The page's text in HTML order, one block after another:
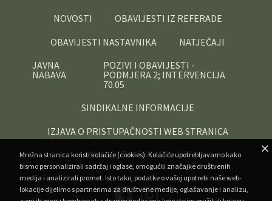
NOVOSTI
OBAVIJESTI IZ REFERADE
OBAVIJESTI NASTAVNIKA
NATJEČAJI
JAVNA
NABAVA
POZIVI I OBAVIJESTI -
PODMJERA 2; INTERVENCIJA
70.05
SINDIKALNE INFORMACIJE
IZJAVA O PRISTUPAČNOSTI WEB STRANICA
OBAVIJEST O PRIVATNOSTI
Mrežna stranica koristi kolačiće (cookies). Kolačiće upotrebljavamo kako
bismo personalizirali sadržaj i oglase, omogućili značajke društvenih
medija i analizirali promet. Isto tako, podatke o vašoj upotrebi naše web-
lokacije dijelimo s partnerima za društvene medije, oglašavanje i analizu,